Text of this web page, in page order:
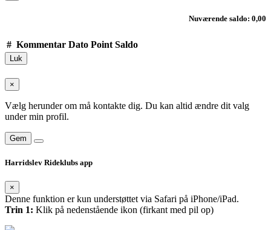
Nuværende saldo: 0,00
# Kommentar Dato Point Saldo
Luk
×
Vælg herunder om må kontakte dig. Du kan altid ændre dit valg
under min profil.
Gem
Harridslev Rideklubs app
×
Denne funktion er kun understøttet via Safari på iPhone/iPad.
Trin 1: Klik på nedenstående ikon (firkant med pil op)